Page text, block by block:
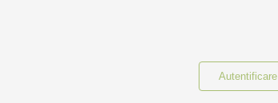
Autentificare